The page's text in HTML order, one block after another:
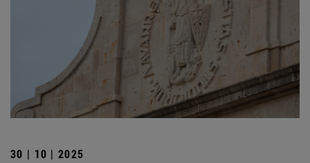
30 | 10 | 2025